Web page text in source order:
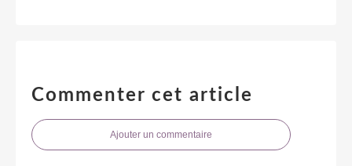
Commenter cet article
Ajouter un commentaire